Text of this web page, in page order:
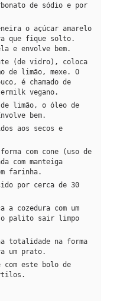
de sódio e por
o açúcar amarelo
que fique solto.
e envolve bem.
(de vidro), coloca
de limão, mexe. O
é chamado de
vegano.
limão, o óleo de
bem.
aos secos e
com cone (uso de
com manteiga
farinha.
por cerca de 30
cozedura com um
o palito sair limpo
totalidade na forma
um prato.
este bolo de